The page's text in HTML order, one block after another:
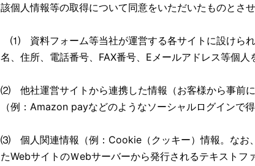
該個人情報等の取得について同意をいただいたものとさせ
⑴ 資料フォーム等当社が運営する各サイトに設けら
名、住所、電話番号、FAX番号、Eメールアドレス等個人
⑵ 他社運営サイトから連携した情報（お客様から事前に
（例：Amazon payなどのようなソーシャルログインで得
⑶ 個人関連情報（例：Cookie（クッキー）情報。なお
たWebサイトのＷebサーバーから発行されるテキストフ